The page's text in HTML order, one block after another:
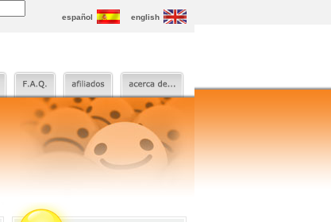
español
english